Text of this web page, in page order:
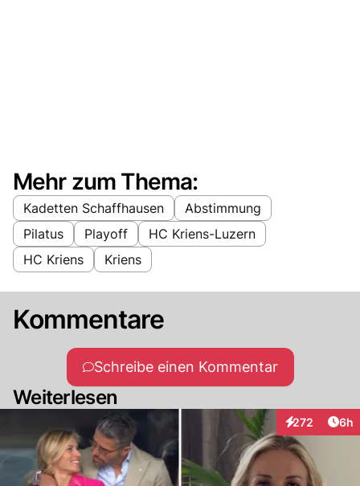
Mehr zum Thema:
Kadetten Schaffhausen
Abstimmung
Pilatus
Playoff
HC Kriens-Luzern
HC Kriens
Kriens
Kommentare
Schreibe einen Kommentar
Weiterlesen
272
Interaktionen
6h